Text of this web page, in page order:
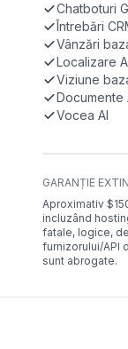
Chatboturi
Întrebări
Vânzări
Localizare
Viziune
Documente
Vocea AI
GARANȚIE
Aproximativ
incluzând
fatale, logice,
furnizorului/API
sunt abrogate.